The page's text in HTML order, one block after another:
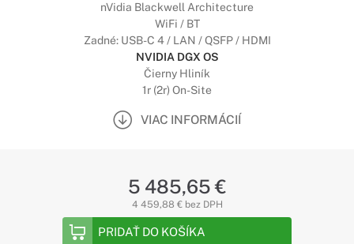
nVidia Blackwell Architecture
WiFi / BT
Zadné: USB-C 4 / LAN / QSFP / HDMI
NVIDIA DGX OS
Čierny Hliník
1r (2r) On-Site
VIAC INFORMÁCIÍ
5 485,65 €
4 459,88 € bez DPH
PRIDAŤ DO KOŠÍKA